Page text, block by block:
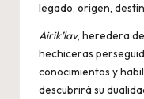
legado, origen,
Airik’lav, heredera
hechiceras
conocimientos y
descubrirá su